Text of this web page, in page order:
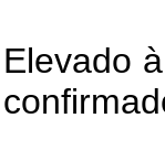
Elevado